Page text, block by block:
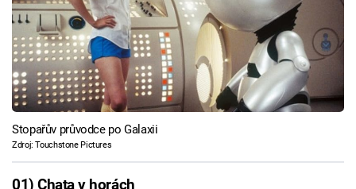
Stopařův průvodce po Galaxii
Zdroj: Touchstone Pictures
01) Chata v horách